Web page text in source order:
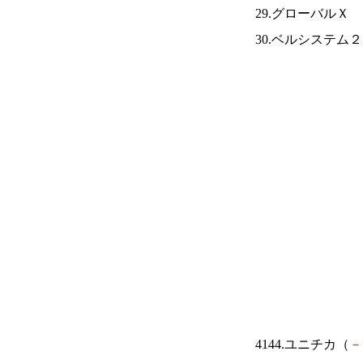
29.グローバルＸ
30.ベルシステム
4144.ユニチカ（ －